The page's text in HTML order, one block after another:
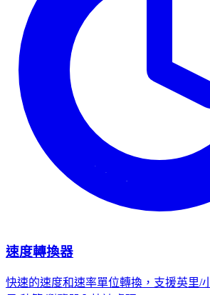
速度轉換器
快速的速度和速率單位轉換，支援英里/